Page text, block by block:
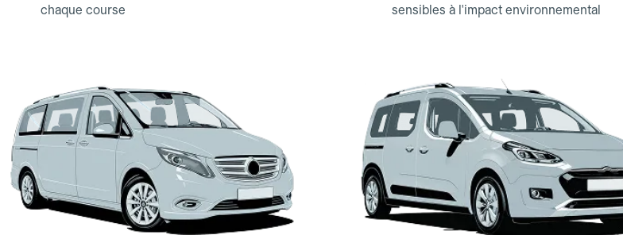
chaque course
sensibles à l'impact environnemental